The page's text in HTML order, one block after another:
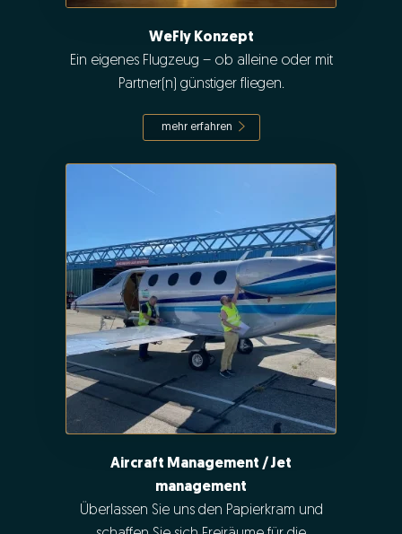
WeFly Konzept
Ein eigenes Flugzeug – ob alleine oder mit
Partner(n) günstiger fliegen.
mehr erfahren
Aircraft Management / Jet
management
Überlassen Sie uns den Papierkram und